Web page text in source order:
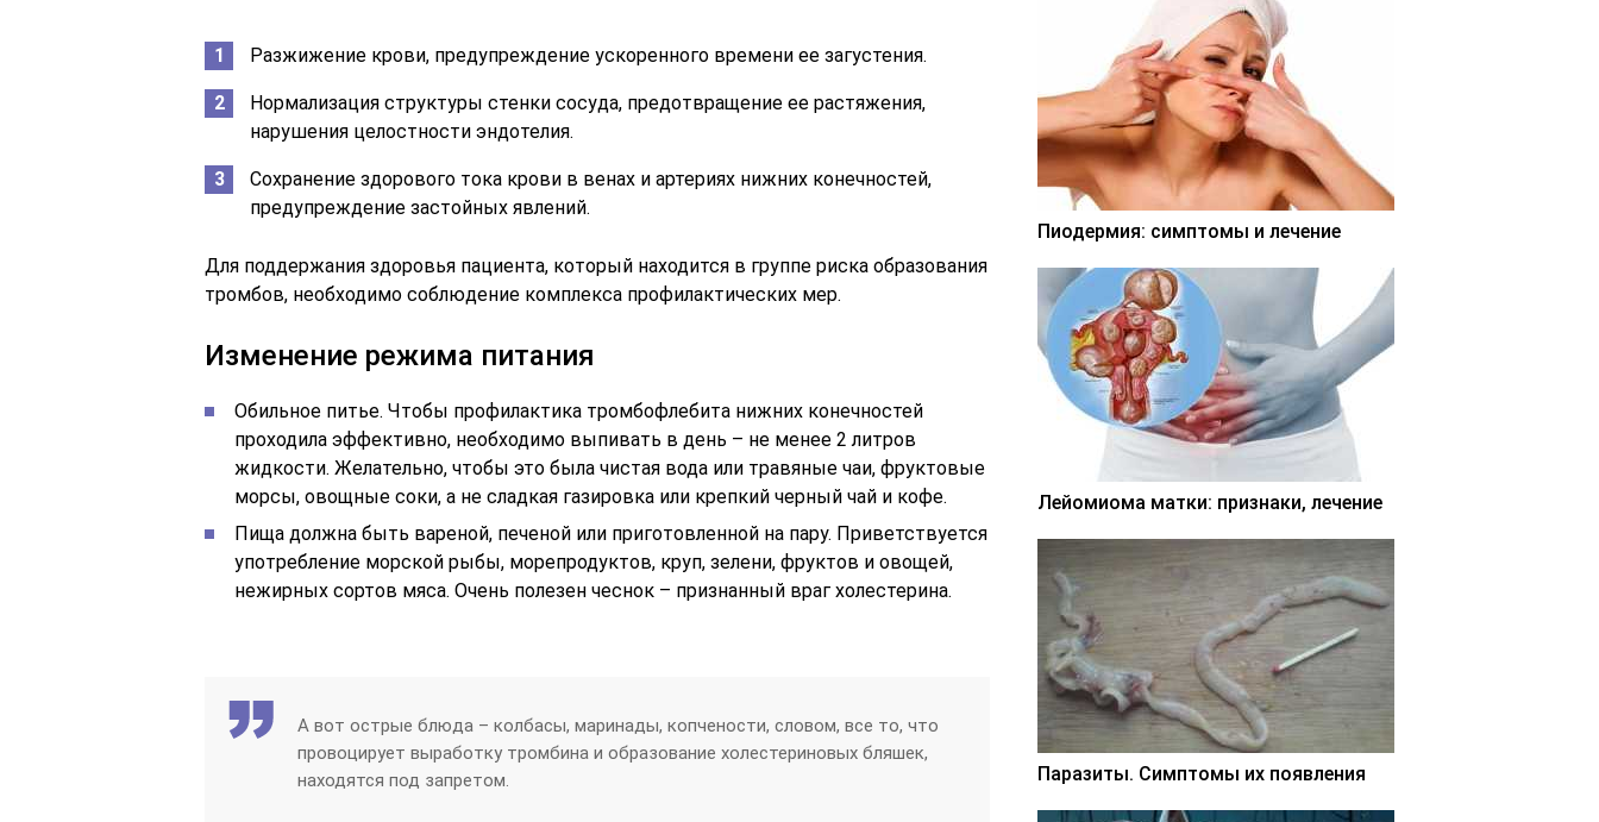
Разжижение крови, предупреждение ускоренного времени ее загустения.
Нормализация структуры стенки сосуда, предотвращение ее растяжения,
нарушения целостности эндотелия.
Сохранение здорового тока крови в венах и артериях нижних конечностей,
предупреждение застойных явлений.
Для поддержания здоровья пациента, который находится в группе риска образования
тромбов, необходимо соблюдение комплекса профилактических мер.
Изменение режима питания
Обильное питье. Чтобы профилактика тромбофлебита нижних конечностей
проходила эффективно, необходимо выпивать в день – не менее 2 литров
жидкости. Желательно, чтобы это была чистая вода или травяные чаи, фруктовые
морсы, овощные соки, а не сладкая газировка или крепкий черный чай и кофе.
Пища должна быть вареной, печеной или приготовленной на пару. Приветствуется
употребление морской рыбы, морепродуктов, круп, зелени, фруктов и овощей,
нежирных сортов мяса. Очень полезен чеснок – признанный враг холестерина.
А вот острые блюда – колбасы, маринады, копчености, словом, все то, что
провоцирует выработку тромбина и образование холестериновых бляшек,
находятся под запретом.
Пиодермия: симптомы и лечение
Лейомиома матки: признаки, лечение
Паразиты. Симптомы их появления